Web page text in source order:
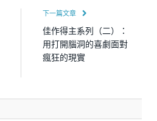
下一篇文章
佳作得主系列（二）：
用打開腦洞的喜劇面對
瘋狂的現實